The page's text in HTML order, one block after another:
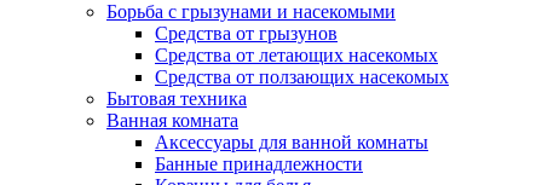
Борьба с грызунами и насекомыми
Средства от грызунов
Средства от летающих насекомых
Средства от ползающих насекомых
Бытовая техника
Ванная комната
Аксессуары для ванной комнаты
Банные принадлежности